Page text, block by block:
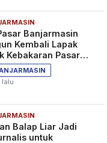
Banjarmasin
Kembali Lapak
Kebakaran Pasar
lalu
Balap Liar Jadi
untuk